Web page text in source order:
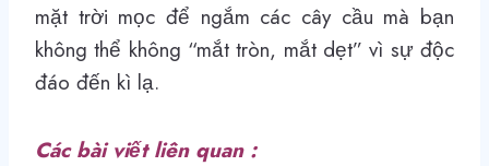
mặt trời mọc để ngắm các cây cầu mà bạn
không thể không “mắt tròn, mắt dẹt” vì sự độc
đáo đến kì lạ.
Các bài viết liên quan :